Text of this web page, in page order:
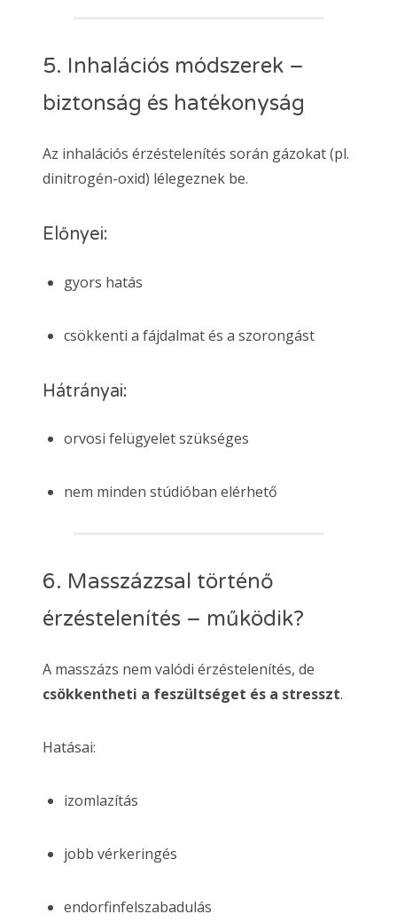
5. Inhalációs módszerek –
biztonság és hatékonyság
Az inhalációs érzéstelenítés során gázokat (pl.
dinitrogén-oxid) lélegeznek be.
Előnyei:
gyors hatás
csökkenti a fájdalmat és a szorongást
Hátrányai:
orvosi felügyelet szükséges
nem minden stúdióban elérhető
6. Masszázzsal történő
érzéstelenítés – működik?
A masszázs nem valódi érzéstelenítés, de
csökkentheti a feszültséget és a stresszt.
Hatásai:
izomlazítás
jobb vérkeringés
endorfinfelszabadulás